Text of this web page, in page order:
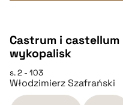
Castrum i
wykopalisk
s. 2 - 103
Włodzimierz Szafrański